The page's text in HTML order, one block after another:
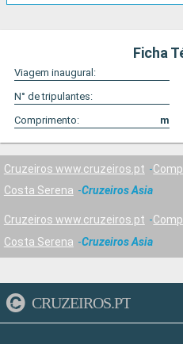
Ficha
Viagem inaugural:
N° de tripulantes:
Comprimento:
m
Cruzeiros www.cruzeiros.pt
Costa Serena
Cruzeiros Asia
Cruzeiros www.cruzeiros.pt
Costa Serena
Cruzeiros Asia
CRUZEIROS.PT